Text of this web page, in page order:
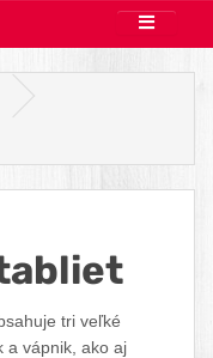
tri veľké
a vápnik, ako aj